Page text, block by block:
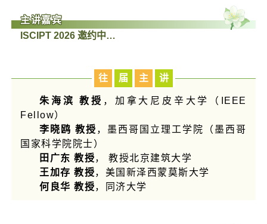
主讲嘉宾
ISCIPT 2026 邀约中…
往 届 主 讲
朱海滨 教授 ， 加拿大尼皮辛大学（IEEE
Fellow）
李晓鸥 教授 ，墨西哥国立理工学院（ 墨西哥
国家科学院院士）
田广东 教授， 教授北京建筑大学
王加存 教授， 美国新泽西蒙莫斯大学
何良华 教授， 同济大学